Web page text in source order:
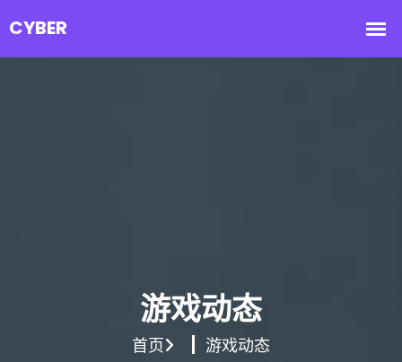
游戏动态
首页 游戏动态